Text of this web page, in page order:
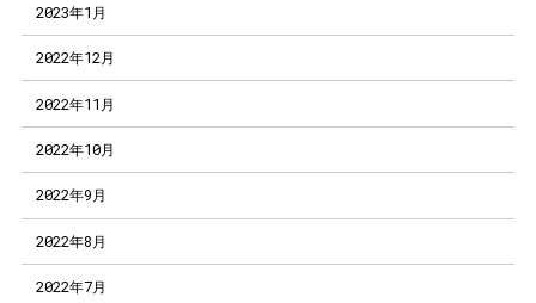
2023年1月
2022年12月
2022年11月
2022年10月
2022年9月
2022年8月
2022年7月